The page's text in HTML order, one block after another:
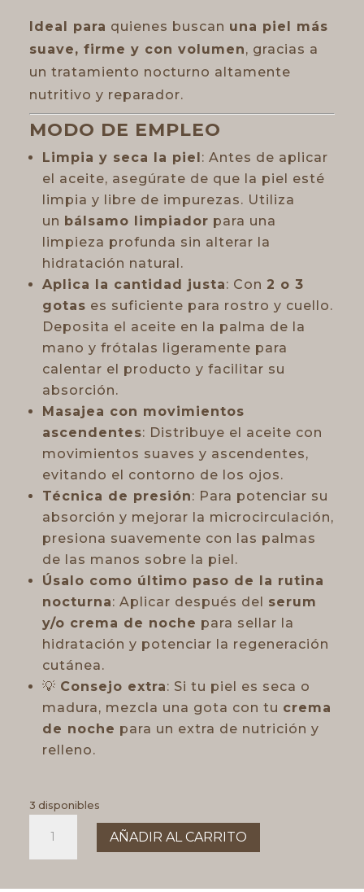
Ideal para quienes buscan una piel más
suave, firme y con volumen, gracias a
un tratamiento nocturno altamente
nutritivo y reparador.
MODO DE EMPLEO
Limpia y seca la piel : Antes de aplicar
el aceite, asegúrate de que la piel esté
limpia y libre de impurezas. Utiliza
un bálsamo limpiador para una
limpieza profunda sin alterar la
hidratación natural.
Aplica la cantidad justa: Con 2 o 3
gotas es suficiente para rostro y cuello.
Deposita el aceite en la palma de la
mano y frótalas ligeramente para
calentar el producto y facilitar su
absorción.
Masajea con movimientos
ascendentes: Distribuye el aceite con
movimientos suaves y ascendentes,
evitando el contorno de los ojos.
Técnica de presión: Para potenciar su
absorción y mejorar la microcirculación,
presiona suavemente con las palmas
de las manos sobre la piel.
Úsalo como último paso de la rutina
nocturna: Aplicar después del serum
y/o crema de noche para sellar la
hidratación y potenciar la regeneración
cutánea.
💡 Consejo extra: Si tu piel es seca o
madura, mezcla una gota con tu crema
de noche para un extra de nutrición y
relleno.
3 disponibles
recuperador
de
AÑADIR AL CARRITO